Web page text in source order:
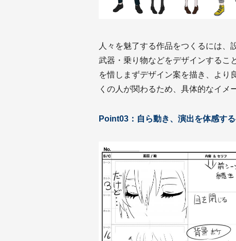
人々を魅了する作品をつくるには、
武器・乗り物などをデザインするこ
を惜しまずデザイン案を描き、より
くの人が関わるため、具体的なイメ
Point03：自ら動き、演出を体感する